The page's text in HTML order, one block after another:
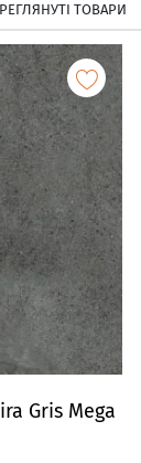
ТОВАРИ
Gris Mega